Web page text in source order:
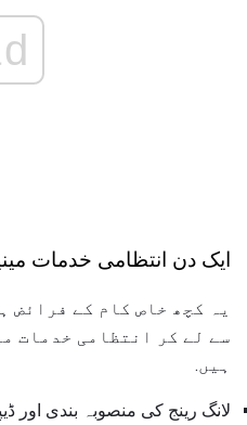
ایک دن انتظامی خدمات
یہ کچھ خاص کام کے فرائض
سے لے کر انتظامی خدمات
ہیں.
لانگ رینج کی منصوبہ بندی اور